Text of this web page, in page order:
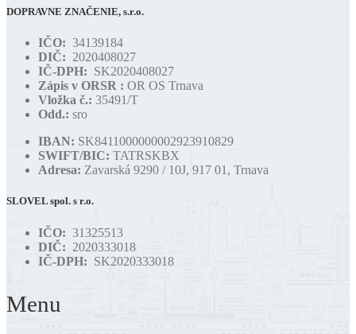
DOPRAVNE ZNAČENIE, s.r.o.
IČO: 34139184
DIČ: 2020408027
IČ-DPH: SK2020408027
Zápis v ORSR : OR OS Trnava
Vložka č.: 35491/T
Odd.: sro
IBAN: SK8411000000002923910829
SWIFT/BIC: TATRSKBX
Adresa: Zavarská 9290 / 10J, 917 01, Trnava
SLOVEL spol. s r.o.
IČO: 31325513
DIČ: 2020333018
IČ-DPH: SK2020333018
Menu